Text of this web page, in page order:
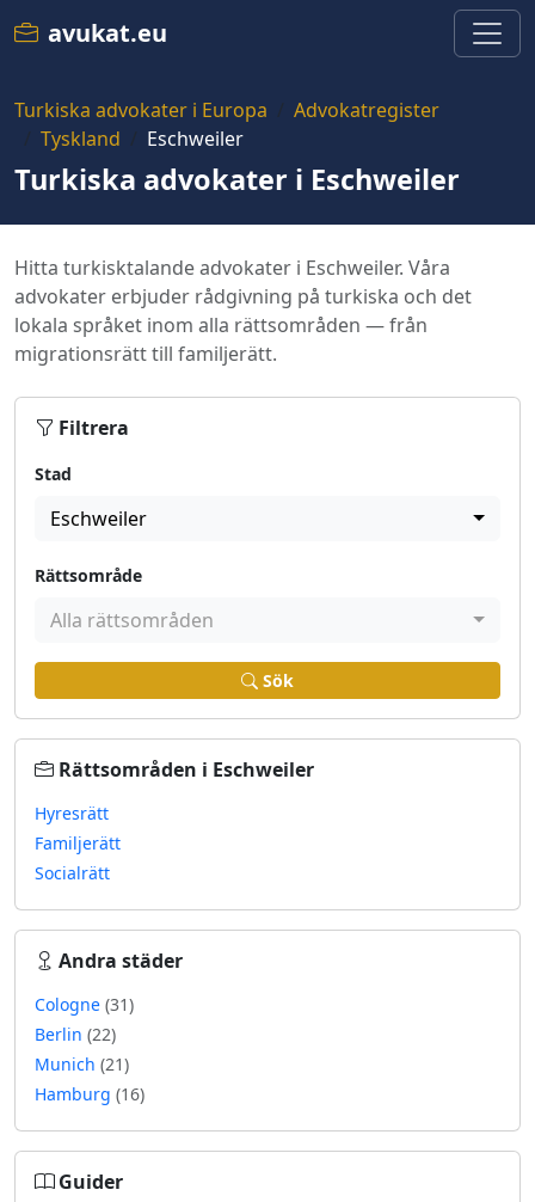
avukat.eu
Turkiska advokater i Europa
Advokatregister
Tyskland
Eschweiler
Turkiska advokater i Eschweiler
Hitta turkisktalande advokater i Eschweiler. Våra
advokater erbjuder rådgivning på turkiska och det
lokala språket inom alla rättsområden — från
migrationsrätt till familjerätt.
Filtrera
Stad
Eschweiler
Rättsområde
Alla rättsområden
Sök
Rättsområden i Eschweiler
Hyresrätt
Familjerätt
Socialrätt
Andra städer
Cologne (31)
Berlin (22)
Munich (21)
Hamburg (16)
Guider